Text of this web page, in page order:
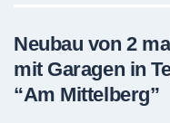
Neubau von 2
mit Garagen in
“Am Mittelberg”